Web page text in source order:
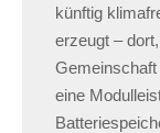
künftig
erzeugt –
Gemeinschaft
eine